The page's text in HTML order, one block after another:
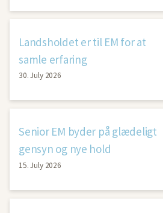
Landsholdet er til EM for at
samle erfaring
30. July 2026
Senior EM byder på glædeligt
gensyn og nye hold
15. July 2026